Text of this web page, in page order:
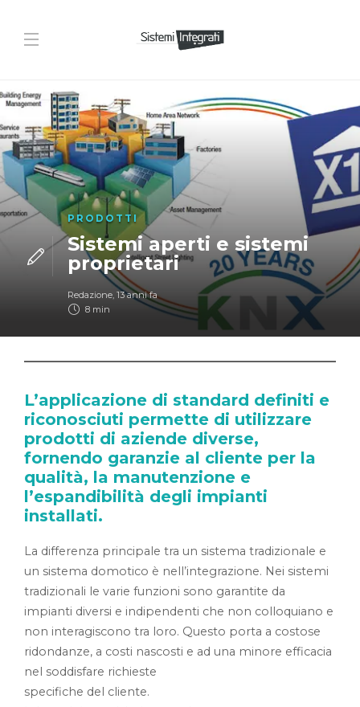
PRODOTTI
Sistemi aperti e sistemi
proprietari
Redazione, 13 anni fa
8 min
L’applicazione di standard definiti e
riconosciuti permette di utilizzare
prodotti di aziende diverse,
fornendo garanzie al cliente per la
qualità, la manutenzione e
l’espandibilità degli impianti
installati.
La differenza principale tra un sistema tradizionale e
un sistema domotico è nell’integrazione. Nei sistemi
tradizionali le varie funzioni sono garantite da
impianti diversi e indipendenti che non colloquiano e
non interagiscono tra loro. Questo porta a costose
ridondanze, a costi nascosti e ad una minore efficacia
nel soddisfare richieste
specifiche del cliente.